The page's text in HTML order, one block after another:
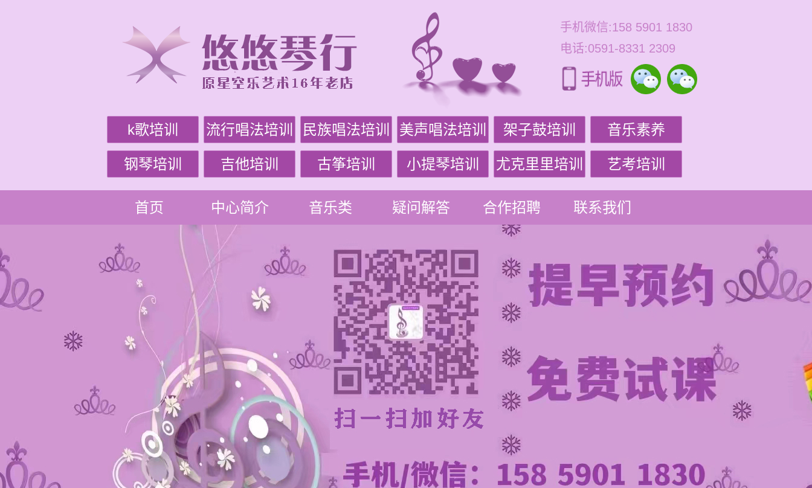
手机微信:158 5901 1830
电话:0591-8331 2309
k歌培训 流行唱法培训 民族唱法培训 美声唱法培训 架子鼓培训 音乐素养
钢琴培训 吉他培训 古筝培训 小提琴培训 尤克里里培训 艺考培训
首页 中心简介 音乐类 疑问解答 合作招聘 联系我们